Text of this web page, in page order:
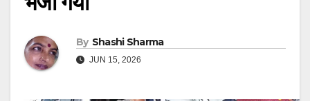
By Shashi Sharma
JUN 15, 2026